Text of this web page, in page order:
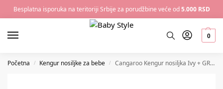
Besplatna isporuka na teritoriji Srbije za porudžbine veće od5.000 RSD
0
Početna / Kengur nosiljke za bebe / Cangaroo Kengur nosiljka Ivy + GRATIS pamučni jastučići – Grey